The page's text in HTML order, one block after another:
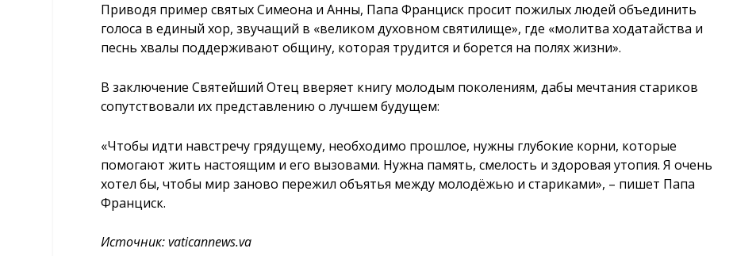
Приводя пример святых Симеона и Анны, Папа Франциск просит пожилых людей объединить
голоса в единый хор, звучащий в «великом духовном святилище», где «молитва ходатайства и
песнь хвалы поддерживают общину, которая трудится и борется на полях жизни».
В заключение Святейший Отец вверяет книгу молодым поколениям, дабы мечтания стариков
сопутствовали их представлению о лучшем будущем:
«Чтобы идти навстречу грядущему, необходимо прошлое, нужны глубокие корни, которые
помогают жить настоящим и его вызовами. Нужна память, смелость и здоровая утопия. Я очень
хотел бы, чтобы мир заново пережил объятья между молодёжью и стариками», – пишет Папа
Франциск.
Источник:vaticannews.va